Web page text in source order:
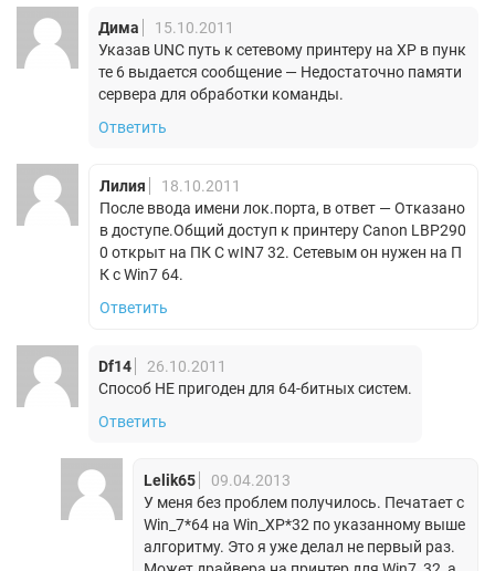
Дима
15.10.2011
Указав UNC путь к сетевому принтеру на XP в пунк
те 6 выдается сообщение — Недостаточно памяти
сервера для обработки команды.
Ответить
Лилия
18.10.2011
После ввода имени лок.порта, в ответ — Отказано
в доступе.Общий доступ к принтеру Canon LBP290
0 открыт на ПК С wIN7 32. Сетевым он нужен на П
К с Win7 64.
Ответить
Df14
26.10.2011
Способ НЕ пригоден для 64-битных систем.
Ответить
Lelik65
09.04.2013
У меня без проблем получилось. Печатает с
Win_7*64 на Win_XP*32 по указанному выше
алгоритму. Это я уже делал не первый раз.